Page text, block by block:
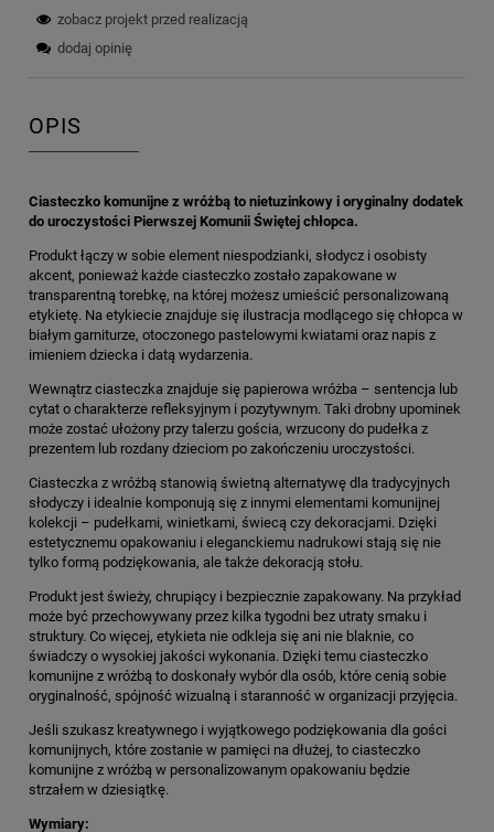
zobacz projekt przed realizacją
dodaj opinię
OPIS
Ciasteczko komunijne z wróżbą to nietuzinkowy i oryginalny dodatek
do uroczystości Pierwszej Komunii Świętej chłopca.
Produkt łączy w sobie element niespodzianki, słodycz i osobisty
akcent, ponieważ każde ciasteczko zostało zapakowane w
transparentną torebkę, na której możesz umieścić personalizowaną
etykietę. Na etykiecie znajduje się ilustracja modlącego się chłopca w
białym garniturze, otoczonego pastelowymi kwiatami oraz napis z
imieniem dziecka i datą wydarzenia.
Wewnątrz ciasteczka znajduje się papierowa wróżba – sentencja lub
cytat o charakterze refleksyjnym i pozytywnym. Taki drobny upominek
może zostać ułożony przy talerzu gościa, wrzucony do pudełka z
prezentem lub rozdany dzieciom po zakończeniu uroczystości.
Ciasteczka z wróżbą stanowią świetną alternatywę dla tradycyjnych
słodyczy i idealnie komponują się z innymi elementami komunijnej
kolekcji – pudełkami, winietkami, świecą czy dekoracjami. Dzięki
estetycznemu opakowaniu i eleganckiemu nadrukowi stają się nie
tylko formą podziękowania, ale także dekoracją stołu.
Produkt jest świeży, chrupiący i bezpiecznie zapakowany. Na przykład
może być przechowywany przez kilka tygodni bez utraty smaku i
struktury. Co więcej, etykieta nie odkleja się ani nie blaknie, co
świadczy o wysokiej jakości wykonania. Dzięki temu ciasteczko
komunijne z wróżbą to doskonały wybór dla osób, które cenią sobie
oryginalność, spójność wizualną i staranność w organizacji przyjęcia.
Jeśli szukasz kreatywnego i wyjątkowego podziękowania dla gości
komunijnych, które zostanie w pamięci na dłużej, to ciasteczko
komunijne z wróżbą w personalizowanym opakowaniu będzie
strzałem w dziesiątkę.
Wymiary: